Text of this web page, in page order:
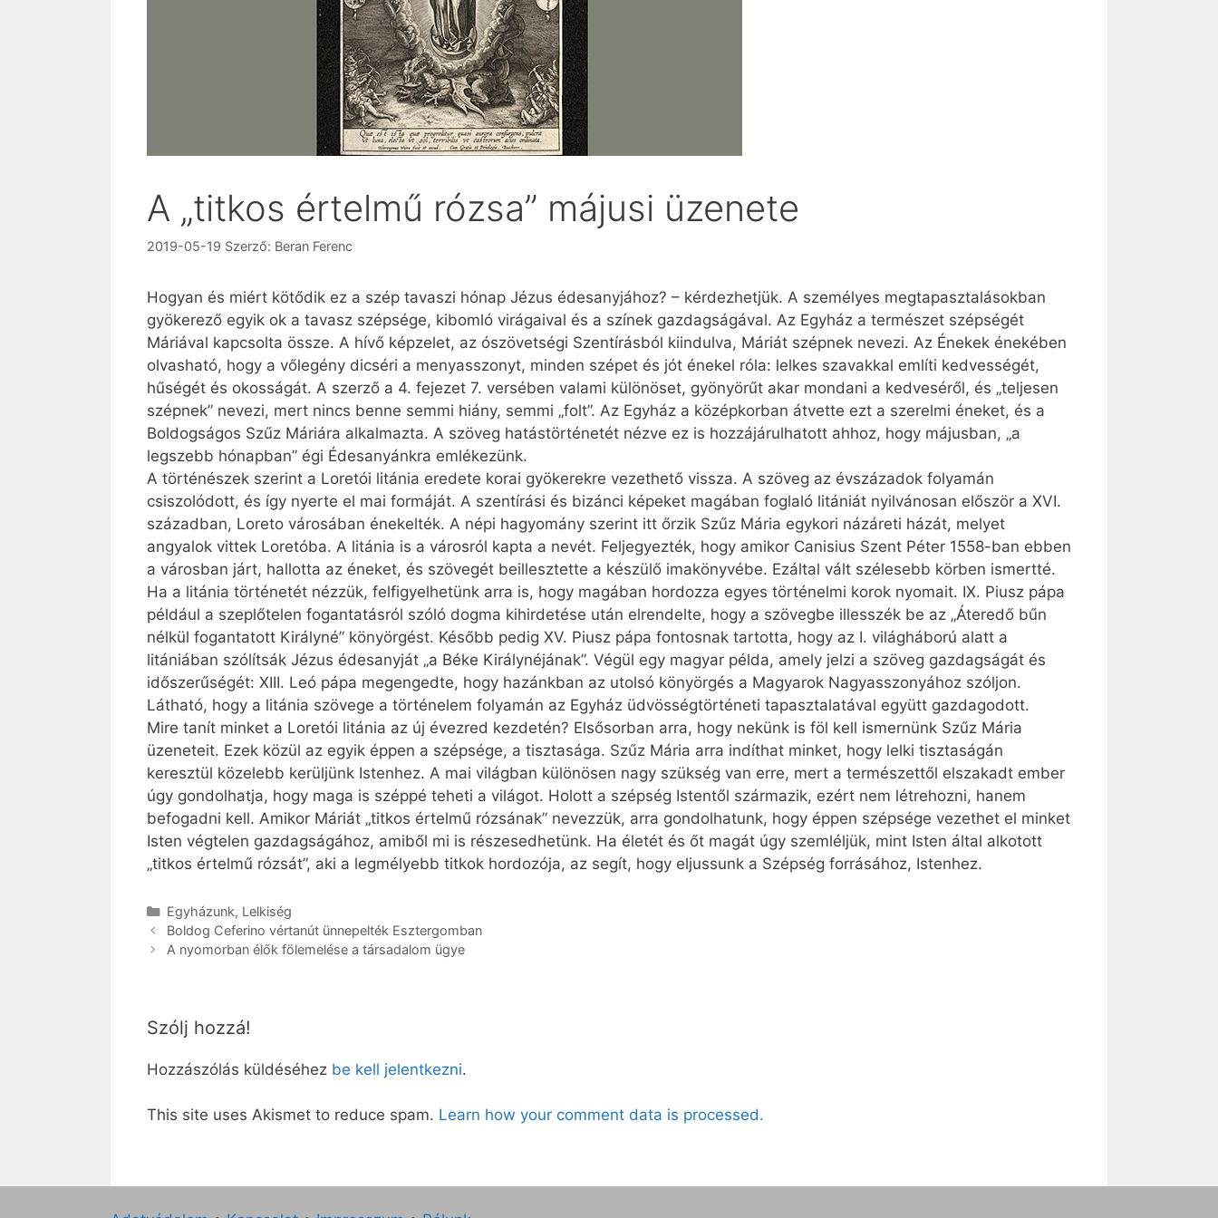
A „titkos értelmű rózsa” májusi üzenete
2019-05-19 Szerző: Beran Ferenc
Hogyan és miért kötődik ez a szép tavaszi hónap Jézus édesanyjához? – kérdezhetjük. A személyes megtapasztalásokban
gyökerező egyik ok a tavasz szépsége, kibomló virágaival és a színek gazdagságával. Az Egyház a természet szépségét
Máriával kapcsolta össze. A hívő képzelet, az ószövetségi Szentírásból kiindulva, Máriát szépnek nevezi. Az Énekek énekében
olvasható, hogy a vőlegény dicséri a menyasszonyt, minden szépet és jót énekel róla: lelkes szavakkal említi kedvességét,
hűségét és okosságát. A szerző a 4. fejezet 7. versében valami különöset, gyönyörűt akar mondani a kedveséről, és „teljesen
szépnek” nevezi, mert nincs benne semmi hiány, semmi „folt”. Az Egyház a középkorban átvette ezt a szerelmi éneket, és a
Boldogságos Szűz Máriára alkalmazta. A szöveg hatástörténetét nézve ez is hozzájárulhatott ahhoz, hogy májusban, „a
legszebb hónapban” égi Édesanyánkra emlékezünk.
A történészek szerint a Loretói litánia eredete korai gyökerekre vezethető vissza. A szöveg az évszázadok folyamán
csiszolódott, és így nyerte el mai formáját. A szentírási és bizánci képeket magában foglaló litániát nyilvánosan először a XVI.
században, Loreto városában énekelték. A népi hagyomány szerint itt őrzik Szűz Mária egykori názáreti házát, melyet
angyalok vittek Loretóba. A litánia is a városról kapta a nevét. Feljegyezték, hogy amikor Canisius Szent Péter 1558-ban ebben
a városban járt, hallotta az éneket, és szövegét beillesztette a készülő imakönyvébe. Ezáltal vált szélesebb körben ismertté.
Ha a litánia történetét nézzük, felfigyelhetünk arra is, hogy magában hordozza egyes történelmi korok nyomait. IX. Piusz pápa
például a szeplőtelen fogantatásról szóló dogma kihirdetése után elrendelte, hogy a szövegbe illesszék be az „Áteredő bűn
nélkül fogantatott Királyné” könyörgést. Később pedig XV. Piusz pápa fontosnak tartotta, hogy az I. világháború alatt a
litániában szólítsák Jézus édesanyját „a Béke Királynéjának”. Végül egy magyar példa, amely jelzi a szöveg gazdagságát és
időszerűségét: XIII. Leó pápa megengedte, hogy hazánkban az utolsó könyörgés a Magyarok Nagyasszonyához szóljon.
Látható, hogy a litánia szövege a történelem folyamán az Egyház üdvösségtörténeti tapasztalatával együtt gazdagodott.
Mire tanít minket a Loretói litánia az új évezred kezdetén? Elsősorban arra, hogy nekünk is föl kell ismernünk Szűz Mária
üzeneteit. Ezek közül az egyik éppen a szépsége, a tisztasága. Szűz Mária arra indíthat minket, hogy lelki tisztaságán
keresztül közelebb kerüljünk Istenhez. A mai világban különösen nagy szükség van erre, mert a természettől elszakadt ember
úgy gondolhatja, hogy maga is széppé teheti a világot. Holott a szépség Istentől származik, ezért nem létrehozni, hanem
befogadni kell. Amikor Máriát „titkos értelmű rózsának” nevezzük, arra gondolhatunk, hogy éppen szépsége vezethet el minket
Isten végtelen gazdagságához, amiből mi is részesedhetünk. Ha életét és őt magát úgy szemléljük, mint Isten által alkotott
„titkos értelmű rózsát”, aki a legmélyebb titkok hordozója, az segít, hogy eljussunk a Szépség forrásához, Istenhez.
Kategória
Egyházunk, Lelkiség
Boldog Ceferino vértanút ünnepelték Esztergomban
A nyomorban élők fölemelése a társadalom ügye
Szólj hozzá!
Hozzászólás küldéséhez be kell jelentkezni.
This site uses Akismet to reduce spam. Learn how your comment data is processed.